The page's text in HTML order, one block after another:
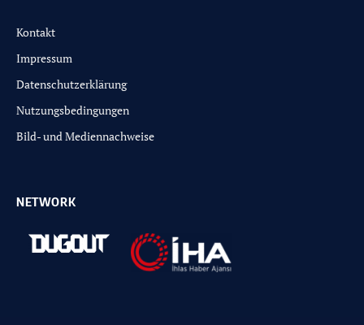
Kontakt
Impressum
Datenschutzerklärung
Nutzungsbedingungen
Bild- und Mediennachweise
NETWORK